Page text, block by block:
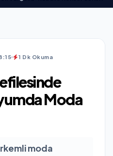
1 Dk Okuma
Moda
moda